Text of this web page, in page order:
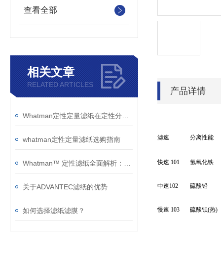
查看全部
相关文章
RELATED ARTICLES
whatman定性定量滤纸选购指南
关于ADVANTEC滤纸的优势
如何选择滤纸滤膜？
产品详情
滤速 分离性能
快速 101 氢氧化铁
中速102 硫酸铅
慢速 103 硫酸钡(热)